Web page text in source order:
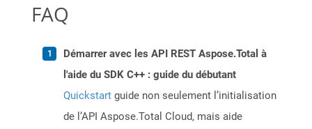
FAQ
Démarrer avec les API REST Aspose.Total à
l'aide du SDK C++ : guide du débutant
Quickstart guide non seulement l’initialisation
de l’API Aspose.Total Cloud, mais aide